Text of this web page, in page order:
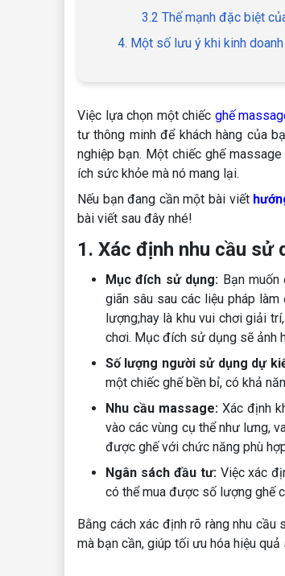
3.2 Thế mạnh đặc biệt
4. Một số lưu ý khi kinh
Việc lựa chọn một chiếc ghế
tư thông minh để khách hàng của
nghiệp bạn. Một chiếc ghế
ích sức khỏe mà nó mang lại.
Nếu bạn đang cần một bài viết
bài viết sau đây nhé!
1. Xác định nhu cầu sử
Mục đích sử dụng: Bạn
giãn sâu sau các liệu pháp
lượng;hay là khu vui chơi giải
chơi. Mục đích sử dụng sẽ ảnh
Số lượng người sử dụng dự
một chiếc ghế bền bỉ, có khả
Nhu cầu massage: Xác định
vào các vùng cụ thể như lưng,
được ghế với chức năng phù
Ngân sách đầu tư: Việc xác
có thể mua được số lượng ghế
Bằng cách xác định rõ ràng nhu
mà bạn cần, giúp tối ưu hóa hiệu